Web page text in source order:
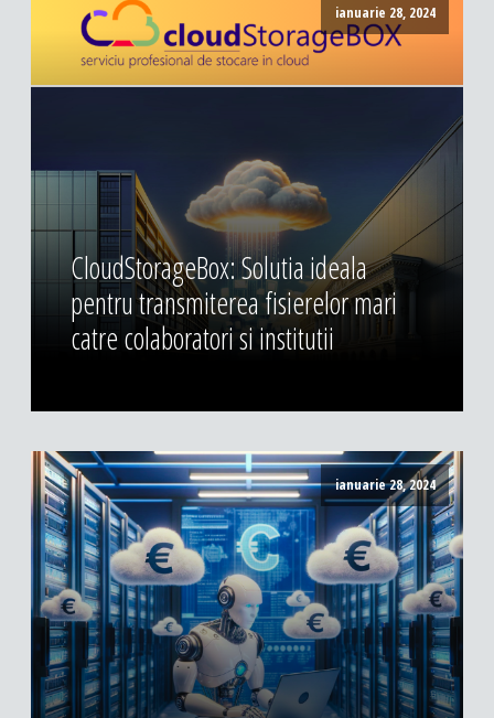
ianuarie 28, 2024
CloudStorageBox: Solutia ideala
pentru transmiterea fisierelor mari
catre colaboratori si institutii
ianuarie 28, 2024